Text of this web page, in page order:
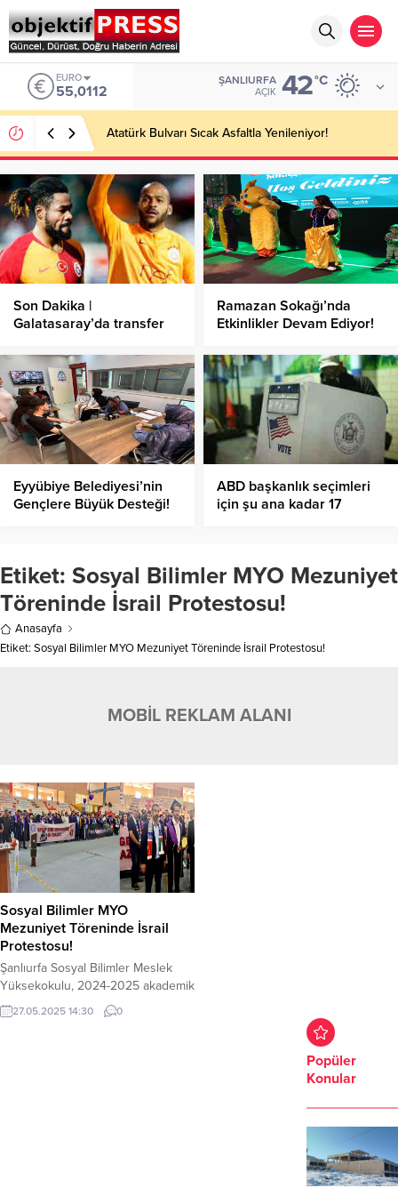
EURO
55,0112
ŞANLIURFA
AÇIK 42°C
Atatürk Bulvarı Sıcak Asfaltla Yenileniyor!
Son Dakika |
Galatasaray’da transfer
Luyindama satılırsa…
Ramazan Sokağı’nda
Etkinlikler Devam Ediyor!
Eyyübiye Belediyesi’nin
Gençlere Büyük Desteği!
ABD başkanlık seçimleri
için şu ana kadar 17
Etiket: Sosyal Bilimler MYO Mezuniyet
Töreninde İsrail Protestosu!
Anasayfa
Etiket: Sosyal Bilimler MYO Mezuniyet Töreninde İsrail Protestosu!
MOBİL REKLAM ALANI
Sosyal Bilimler MYO
Mezuniyet Töreninde İsrail
Protestosu!
Şanlıurfa Sosyal Bilimler Meslek
Yüksekokulu, 2024-2025 akademik
yılı mezuniyet törenini yoğun
katılımla gerçekleştirdi. Ancak
27.05.2025 14:30 0
Popüler
Konular